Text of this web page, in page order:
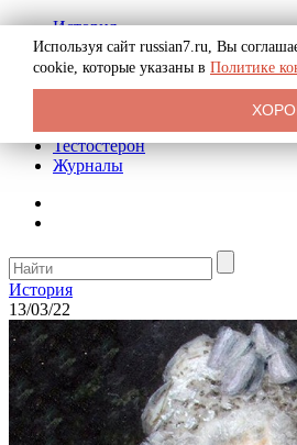
История
Биография
Криминал
Реклама на сайте
Тестостерон
Журналы
История
13/03/22
Используя сайт russian7.ru, Вы
cookie, которые указаны в Политике